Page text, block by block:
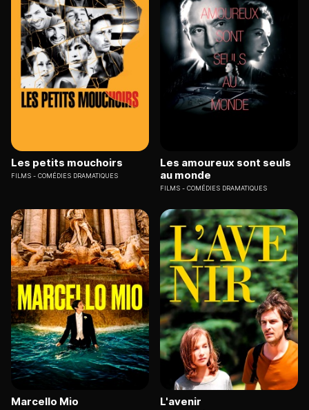
Les petits mouchoirs
FILMS COMÉDIES DRAMATIQUES
Les amoureux sont seuls
au monde
FILMS COMÉDIES DRAMATIQUES
Marcello Mio L'avenir